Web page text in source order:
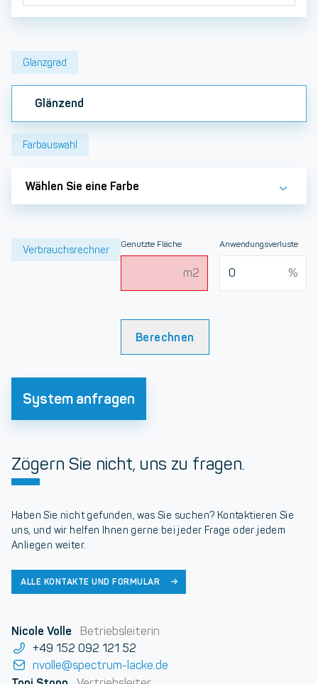
Glanzgrad
Glänzend
Farbauswahl
Wählen Sie eine Farbe
Verbrauchsrechner Genutzte Fläche Anwendungsverluste
Berechnen
System anfragen
Zögern Sie nicht, uns zu fragen.
Haben Sie nicht gefunden, was Sie suchen? Kontaktieren Sie
uns, und wir helfen Ihnen gerne bei jeder Frage oder jedem
Anliegen weiter.
ALLE KONTAKTE UND FORMULAR
Nicole Volle
Betriebsleiterin
+49 152 092 121 52
nvolle@spectrum-lacke.de